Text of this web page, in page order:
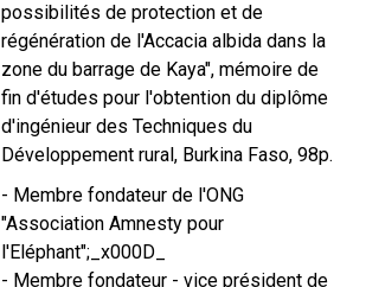
possibilités de protection et de
régénération de l'Accacia albida dans la
zone du barrage de Kaya", mémoire de
fin d'études pour l'obtention du diplôme
d'ingénieur des Techniques du
Développement rural, Burkina Faso, 98p.
- Membre fondateur de l'ONG
"Association Amnesty pour
l'Eléphant";_x000D_
- Membre fondateur - vice président de